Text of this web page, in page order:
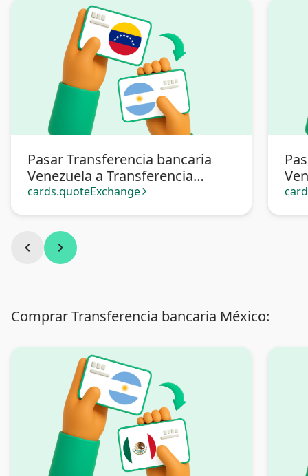
Pasar Transferencia bancaria
Venezuela a Transferencia
bancaria Argentina
cards.quoteExchange arrow_forward_ios
chevron_left chevron_right
Comprar Transferencia bancaria México: